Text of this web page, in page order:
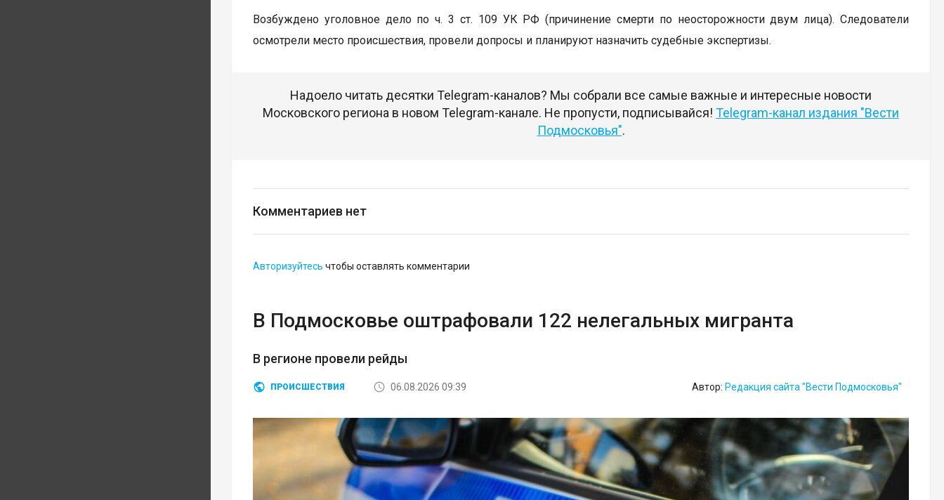
Возбуждено уголовное дело по ч. 3 ст. 109 УК РФ (причинение смерти по неосторожности двум лица). Следователи
осмотрели место происшествия, провели допросы и планируют назначить судебные экспертизы.
Надоело читать десятки Telegram-каналов? Мы собрали все самые важные и интересные новости
Московского региона в новом Telegram-канале. Не пропусти, подписывайся! Telegram-канал издания "Вести
Подмосковья".
Комментариев нет
Авторизуйтесь чтобы оставлять комментарии
В Подмосковье оштрафовали 122 нелегальных мигранта
В регионе провели рейды
ПРОИСШЕСТВИЯ 06.08.2026 09:39 Автор: Редакция сайта "Вести Подмосковья"